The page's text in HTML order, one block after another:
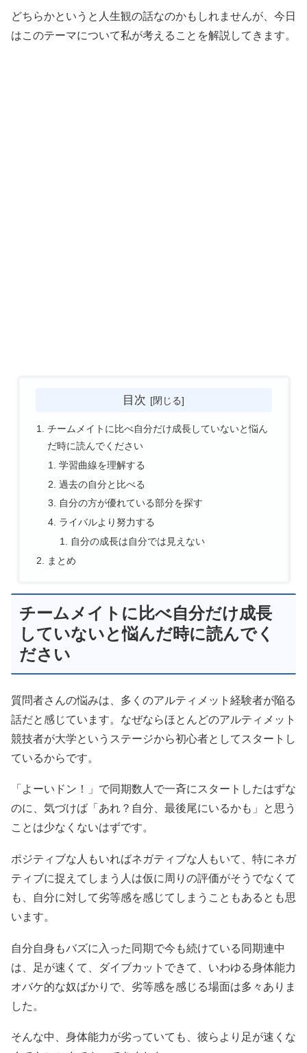
どちらかというと人生観の話なのかもしれませんが、今日
はこのテーマについて私が考えることを解説してきます。
目次
チームメイトに比べ自分だけ成長していないと悩ん
だ時に読んでください
学習曲線を理解する
過去の自分と比べる
自分の方が優れている部分を探す
ライバルより努力する
自分の成長は自分では見えない
まとめ
チームメイトに比べ自分だけ成長
していないと悩んだ時に読んでく
ださい
質問者さんの悩みは、多くのアルティメット経験者が陥る
話だと感じています。なぜならほとんどのアルティメット
競技者が大学というステージから初心者としてスタートし
ているからです。
「よーいドン！」で同期数人で一斉にスタートしたはずな
のに、気づけば「あれ？自分、最後尾にいるかも」と思う
ことは少なくないはずです。
ポジティブな人もいればネガティブな人もいて、特にネガ
ティブに捉えてしまう人は仮に周りの評価がそうでなくて
も、自分に対して劣等感を感じてしまうこともあるとも思
います。
自分自身もバズに入った同期で今も続けている同期連中
は、足が速くて、ダイブカットできて、いわゆる身体能力
オバケ的な奴ばかりで、劣等感を感じる場面は多々ありま
した。
そんな中、身体能力が劣っていても、彼らより足が速くな